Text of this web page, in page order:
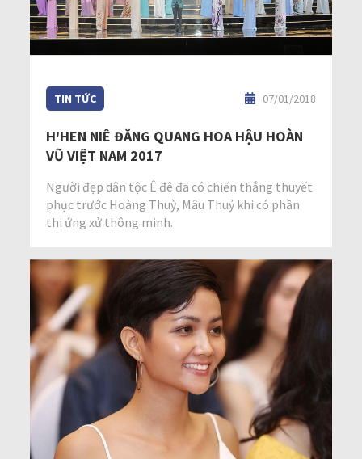
TIN TỨC 07/01/2018
H'HEN NIÊ ĐĂNG QUANG HOA HẬU HOÀN
VŨ VIỆT NAM 2017
Người đẹp dân tộc Ê đê đã có chiến thắng thuyết
phục trước Hoàng Thuỳ, Mâu Thuỷ khi có phần
thi ứng xử thông minh.